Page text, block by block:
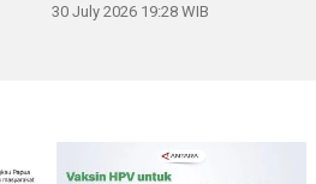
30 July 2026 19:28 WIB